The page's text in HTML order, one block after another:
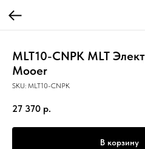
MLT10-CNPK MLT
Mooer
SKU: MLT10-CNPK
27 370 р.
В корзину